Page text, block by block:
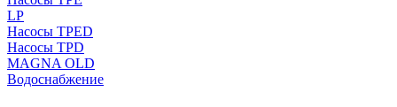
LP
Насосы TPED
Насосы TPD
MAGNA OLD
Водоснабжение